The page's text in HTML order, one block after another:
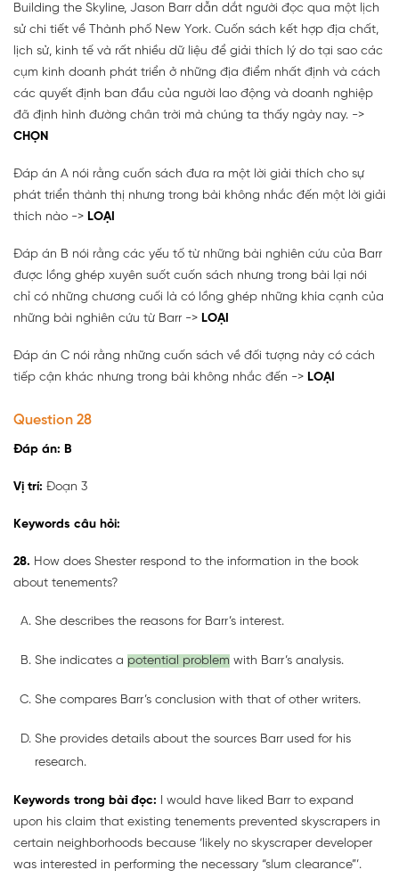
Building the Skyline, Jason Barr dẫn dắt người đọc qua một lịch
sử chi tiết về Thành phố New York. Cuốn sách kết hợp địa chất,
lịch sử, kinh tế và rất nhiều dữ liệu để giải thích lý do tại sao các
cụm kinh doanh phát triển ở những địa điểm nhất định và cách
các quyết định ban đầu của người lao động và doanh nghiệp
đã định hình đường chân trời mà chúng ta thấy ngày nay. ->
CHỌN
Đáp án A nói rằng cuốn sách đưa ra một lời giải thích cho sự
phát triển thành thị nhưng trong bài không nhắc đến một lời giải
thích nào -> LOẠI
Đáp án B nói rằng các yếu tố từ những bài nghiên cứu của Barr
được lồng ghép xuyên suốt cuốn sách nhưng trong bài lại nói
chỉ có những chương cuối là có lồng ghép những khía cạnh của
những bài nghiên cứu từ Barr -> LOẠI
Đáp án C nói rằng những cuốn sách về đối tượng này có cách
tiếp cận khác nhưng trong bài không nhắc đến -> LOẠI
Question 28
Đáp án: B
Vị trí: Đoạn 3
Keywords câu hỏi:
28. How does Shester respond to the information in the book
about tenements?
She describes the reasons for Barr’s interest.
She indicates a potential problem with Barr’s analysis.
She compares Barr’s conclusion with that of other writers.
She provides details about the sources Barr used for his
research.
Keywords trong bài đọc:
I would have liked Barr to expand
upon his claim that existing tenements prevented skyscrapers in
certain neighborhoods because ‘likely no skyscraper developer
was interested in performing the necessary “slum clearance”’.